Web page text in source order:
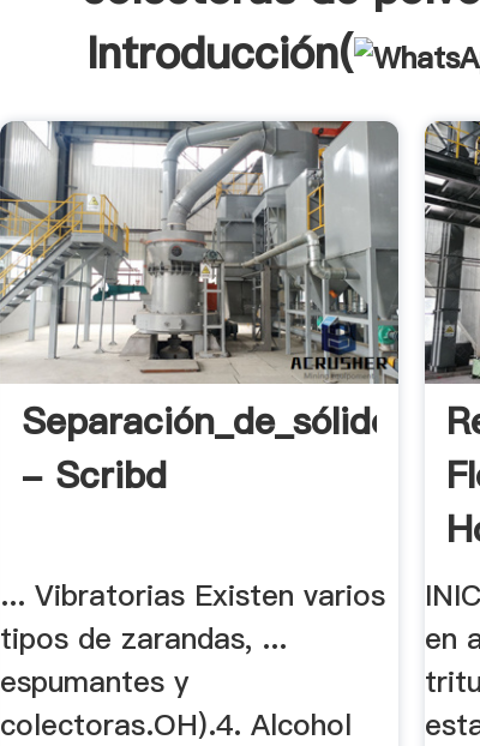
Introducción(
Separación_de_sólidos
- Scribd
... Vibratorias Existen varios
tipos de zarandas, ...
espumantes y
colectoras.OH).4. Alcohol
en